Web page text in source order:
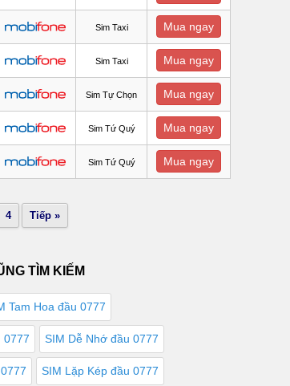
Sim Taxi Mua ngay
Sim Taxi Mua ngay
Sim Tự Chọn Mua ngay
Sim Tứ Quý Mua ngay
Sim Tứ Quý Mua ngay
4 Tiếp »
TÌM KIẾM
Tam Hoa đầu 0777
0777 SIM Dễ Nhớ đầu 0777
SIM Lặp Kép đầu 0777